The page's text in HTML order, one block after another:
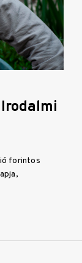
forintos